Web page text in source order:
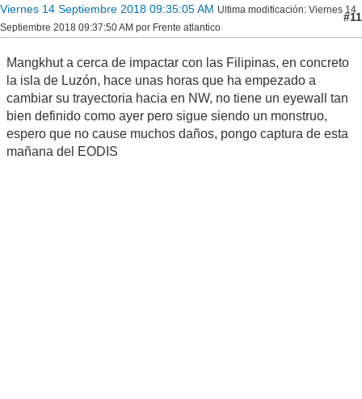
Viernes 14 Septiembre 2018 09:35:05 AM Ultima modificación: Viernes 14
Septiembre 2018 09:37:50 AM por Frente atlantico
#11
Mangkhut a cerca de impactar con las Filipinas, en concreto
la isla de Luzón, hace unas horas que ha empezado a
cambiar su trayectoria hacia en NW, no tiene un eyewall tan
bien definido como ayer pero sigue siendo un monstruo,
espero que no cause muchos daños, pongo captura de esta
mañana del EODIS